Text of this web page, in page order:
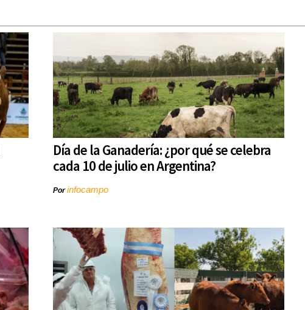
Día de la Ganadería: ¿por qué se celebra
cada 10 de julio en Argentina?
Porinfocampo